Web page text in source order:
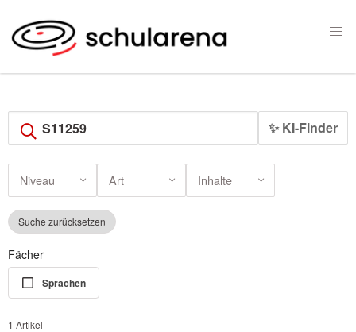
✨ KI-Finder
Niveau Art Inhalte
Suche zurücksetzen
Fächer
Sprachen
1 Artikel